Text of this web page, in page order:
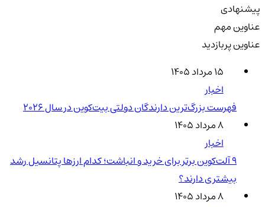
پیشنهادی
عناوین مهم
عناوین پربازدید
۱۵ مرداد ۱۴۰۵
اخبار
فهرست بزرگ‌ترین دارندگان دولتی بیت‌کوین در سال 2026
۸ مرداد ۱۴۰۵
اخبار
۹ آلت‌کوین برتر برای خرید و انباشت؛ کدام ارزها پتانسیل رشد
بیشتری دارند؟
۸ مرداد ۱۴۰۵